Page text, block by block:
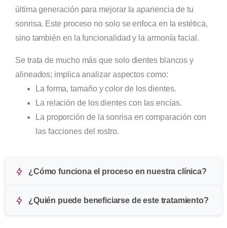
última generación para mejorar la apariencia de tu
sonrisa. Este proceso no solo se enfoca en la estética,
sino también en la funcionalidad y la armonía facial.
Se trata de mucho más que solo dientes blancos y
alineados; implica analizar aspectos como:
La forma, tamaño y color de los dientes.
La relación de los dientes con las encías.
La proporción de la sonrisa en comparación con
las facciones del rostro.
¿Cómo funciona el proceso en nuestra clínica?
¿Quién puede beneficiarse de este tratamiento?